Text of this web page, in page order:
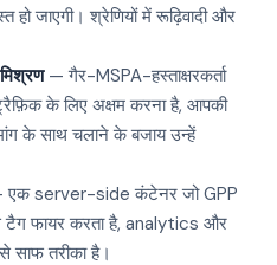
हो जाएगी। श्रेणियों में रूढ़िवादी और
— गैर-MSPA-हस्ताक्षरकर्ता
के लिए अक्षम करना है, आपकी
के साथ चलाने के बजाय उन्हें
एक server-side कंटेनर जो GPP
टैग फायर करता है, analytics और
साफ तरीका है।